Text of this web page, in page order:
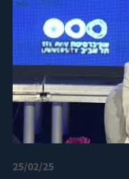
25/02/25